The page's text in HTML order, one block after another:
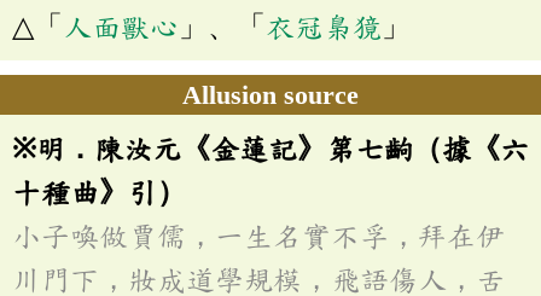
△「 人面獸心 」、「 衣冠梟獍 」
Allusion source
※明．陳汝元《金蓮記》第七齣（據《六
十種曲》引）
小子喚做賈儒，一生名實不孚，拜在伊
川門下，妝成道學規模，飛語傷人，舌